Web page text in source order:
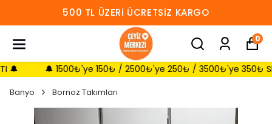
500 TL ÜZERI ÜCRETSIZ KARGO
0
🔔 1500₺'ye 150₺ / 2500₺'ye 250₺ / 3500₺'ye 350₺ SEPETTE
Banyo Bornoz Takımları